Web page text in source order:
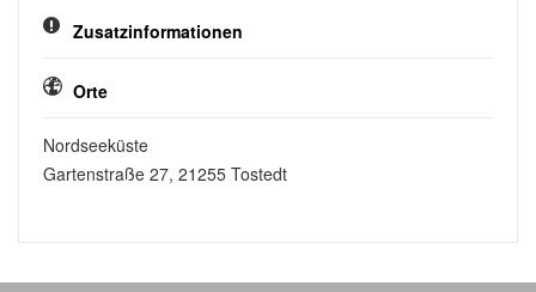
Zusatzinformationen
Orte
Nordseeküste
Gartenstraße 27, 21255 Tostedt